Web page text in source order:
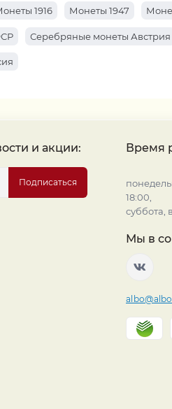
1916 Монеты 1947
Серебряные монеты Австрия
и акции:
Подписаться
Время
18:00,
суббота,
Мы в